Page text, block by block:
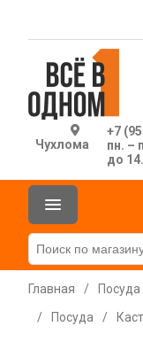
Чухлома
+7
пн. –
до
Главная /
/
Посуда /